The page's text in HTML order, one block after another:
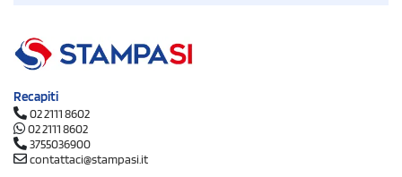
Recapiti
02 2111 8602
02 2111 8602
3755036900
contattaci@stampasi.it